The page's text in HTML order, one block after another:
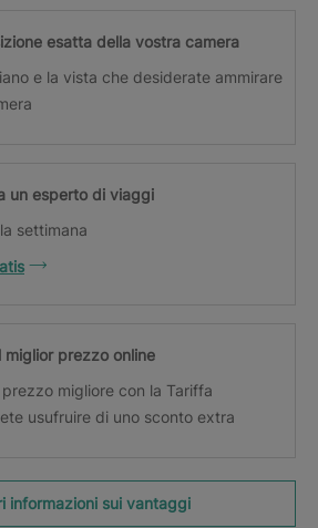
esatta della vostra camera
e la vista che desiderate ammirare
un esperto di viaggi
settimana
prezzo online
migliore con la Tariffa
usufruire di uno sconto extra
informazioni sui vantaggi